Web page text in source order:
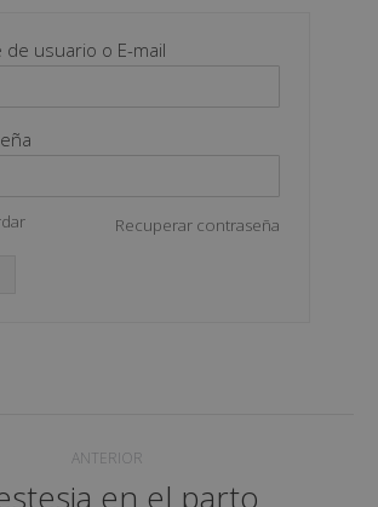
de usuario o E-mail
Recuperar contraseña
ANTERIOR
Proyecto
en el parto